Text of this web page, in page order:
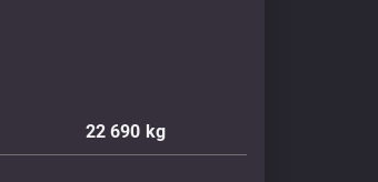
22 690 kg